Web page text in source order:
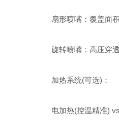
扇形喷嘴：覆盖面积
旋转喷嘴：高压穿透
加热系统(可选)：
电加热(控温精准) vs